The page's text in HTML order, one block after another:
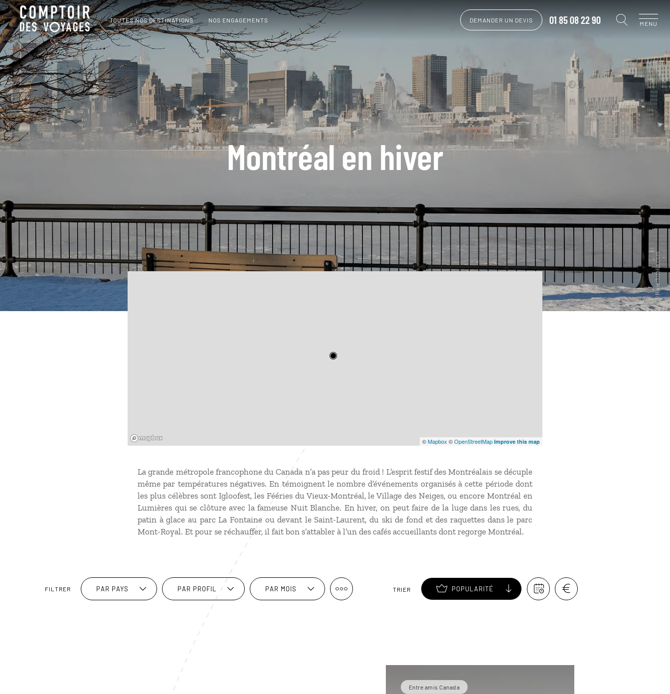
TOUTES NOS DESTINATIONS NOS ENGAGEMENTS DEMANDER UN DEVIS 01 85 08 22 90 MENU
Montréal en hiver
©Mapbox ©OpenStreetMap Improve this map
La grande métropole francophone du Canada n’a pas peur du froid ! L’esprit festif des Montréalais se décuple
même par températures négatives. En témoignent le nombre d’événements organisés à cette période dont
les plus célèbres sont Igloofest, les Fééries du Vieux-Montréal, le Village des Neiges, ou encore Montréal en
Lumières qui se clôture avec la fameuse Nuit Blanche. En hiver, on peut faire de la luge dans les rues, du
patin à glace au parc La Fontaine ou devant le Saint-Laurent, du ski de fond et des raquettes dans le parc
Mont-Royal. Et pour se réchauffer, il fait bon s’attabler à l’un des cafés accueillants dont regorge Montréal.
FILTRER PAR PAYS PAR PROFIL PAR MOIS TRIER POPULARITÉ
Entre amis Canada